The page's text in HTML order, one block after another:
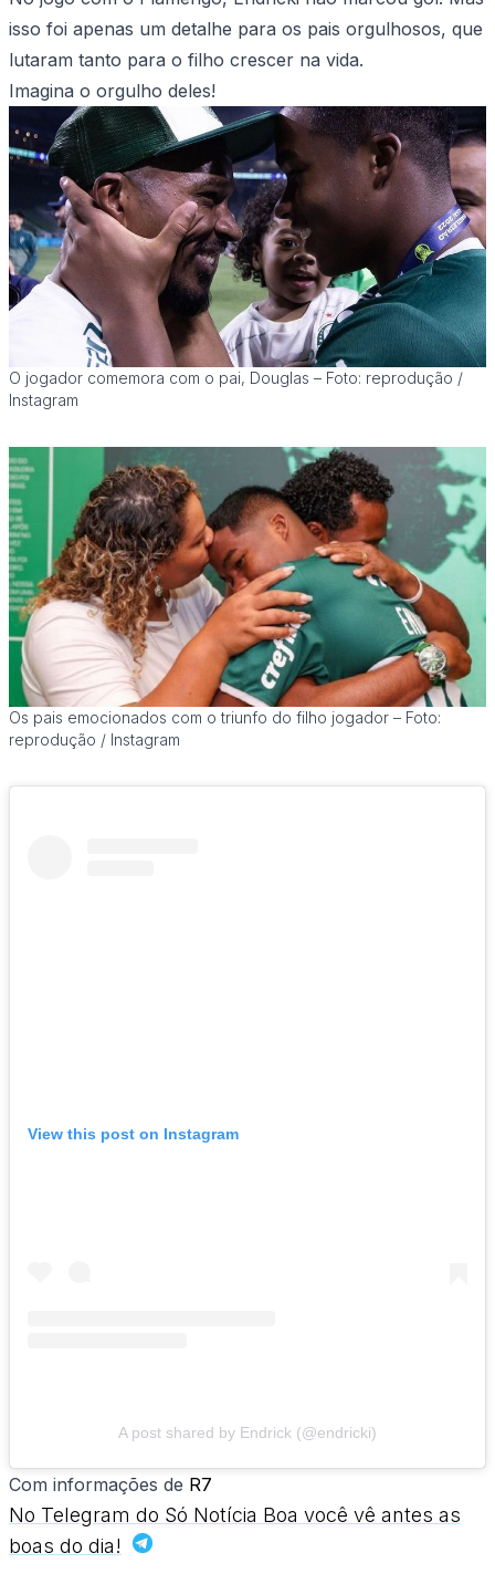
isso foi apenas um detalhe para os pais orgulhosos, que
lutaram tanto para o filho crescer na vida.
Imagina o orgulho deles!
O jogador comemora com o pai, Douglas – Foto: reprodução /
Instagram
Os pais emocionados com o triunfo do filho jogador – Foto:
reprodução / Instagram
View this post on Instagram
A post shared by Endrick (@endricki)
Com informações de R7
No Telegram do Só Notícia Boa você vê antes as
boas do dia!